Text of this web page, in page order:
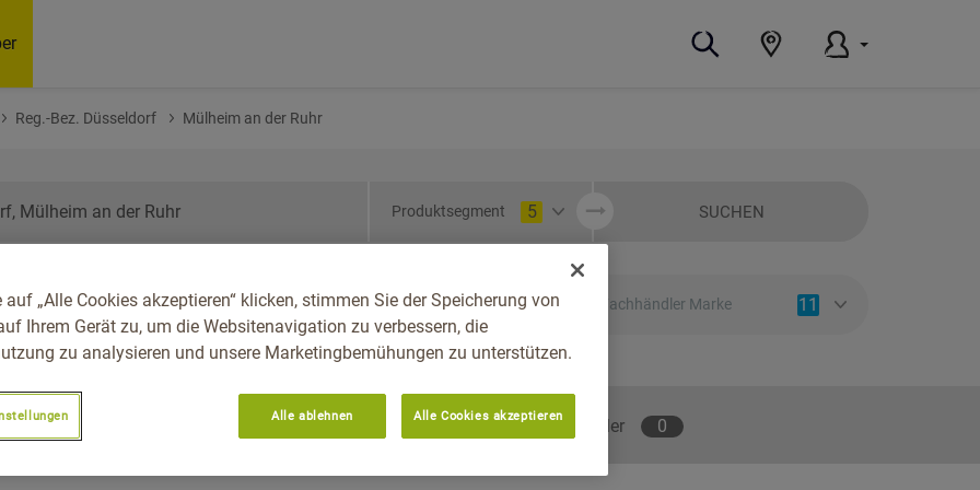
Reg.-Bez. Düsseldorf Mülheim an der Ruhr
Produktsegment 5 SUCHEN
Westfalen, Reg.-
An Der Ruhr
Fachhändler Marke 11
Empfohlene Fachhändler 0
auf „Alle Cookies akzeptieren“ klicken, stimmen Sie der Speicherung von
Ihrem Gerät zu, um die Websitenavigation zu verbessern, die
zu analysieren und unsere Marketingbemühungen zu unterstützen.
Alle ablehnen Alle Cookies akzeptieren